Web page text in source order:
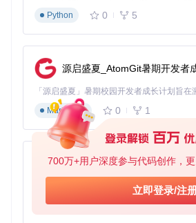
700万+用户深度参与代码创作，
立即登录/注
sudo apt update && sudo
🔧操作步骤
# 编译CLI工具
dub build --config=cli
# 查看已连接设备
./sideloader-cli devices
# 安装应用到指定设备
./sideloader-cli install \
  --app ./my_ios_app.ipa \
Python
0 5
源启盛夏_AtomGit暑期开发者
Markdown
0 1
py-xiaozhi
Python
0 1